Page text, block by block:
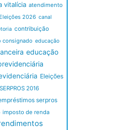
vitalícia atendimento
2026 canal
contribuição
consignado educação
educação
Eleições
2016
serpros
imposto de renda